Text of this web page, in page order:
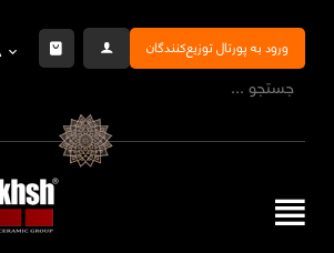
ورود به پورتال توزیع‌کنندگان